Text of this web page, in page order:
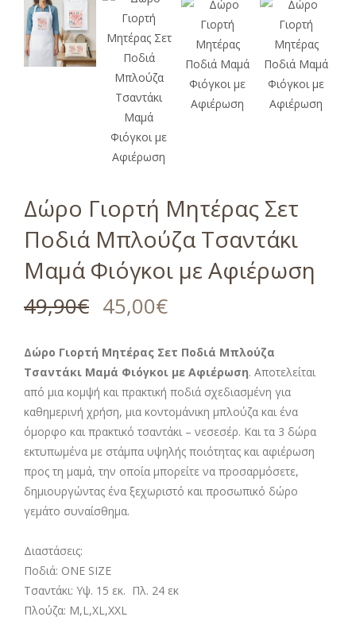
Δώρο Γιορτή Μητέρας Σετ
Ποδιά Μπλούζα Τσαντάκι
Μαμά Φιόγκοι με Αφιέρωση
49,90€ 45,00€
Δώρο Γιορτή Μητέρας Σετ Ποδιά Μπλούζα
Τσαντάκι Μαμά Φιόγκοι με Αφιέρωση. Αποτελείται
από μια κομψή και πρακτική ποδιά σχεδιασμένη για
καθημερινή χρήση, μια κοντομάνικη μπλούζα και ένα
όμορφο και πρακτικό τσαντάκι – νεσεσέρ. Και τα 3 δώρα
εκτυπωμένα με στάμπα υψηλής ποιότητας και αφιέρωση
προς τη μαμά, την οποία μπορείτε να προσαρμόσετε,
δημιουργώντας ένα ξεχωριστό και προσωπικό δώρο
γεμάτο συναίσθημα.
Διαστάσεις:
Ποδιά: ONE SIZE
Τσαντάκι: Υψ. 15 εκ. Πλ. 24 εκ
Πλούζα: M,L,XL,XXL